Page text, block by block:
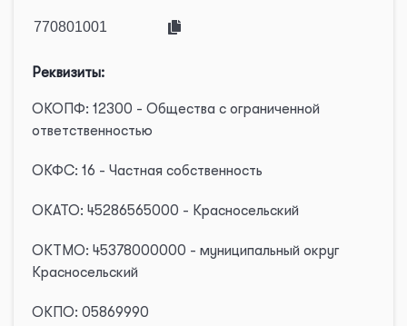
Реквизиты:
ОКОПФ: 12300 - Общества с ограниченной
ответственностью
ОКФС: 16 - Частная собственность
ОКАТО: 45286565000 - Красносельский
ОКТМО: 45378000000 - муниципальный округ
Красносельский
ОКПО: 05869990